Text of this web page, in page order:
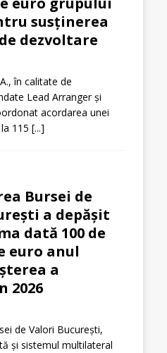
susținerea
dezvoltare
în calitate de
Lead Arranger și
acordarea unei
115 [...]
Bursei de
a depășit
dată 100 de
euro anul
a
2026
de Valori București,
și sistemul multilateral